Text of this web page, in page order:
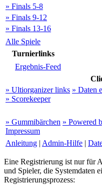
» Finals 5-8
» Finals 9-12
» Finals 13-16
Alle Spiele
Turnierlinks
Ergebnis-Feed
» Ultiorganizer links » Daten
» Scorekeeper
» Gummibärchen » Powered
Impressum
Anleitung | Admin-Hilfe |
Eine Registrierung ist nur für
und Spieler, die Systemdaten
Registrierungsprozess: